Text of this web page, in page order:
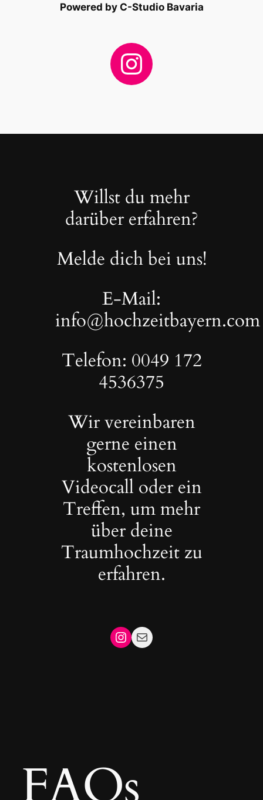
Powered by C-Studio Bavaria
Instagram
Willst du mehr
darüber erfahren?
Melde dich bei uns!
E-Mail:
info@hochzeitbayern.com
Telefon: 0049 172
4536375
Wir vereinbaren
gerne einen
kostenlosen
Videocall oder ein
Treffen, um mehr
über deine
Traumhochzeit zu
erfahren.
Instagram
Mail